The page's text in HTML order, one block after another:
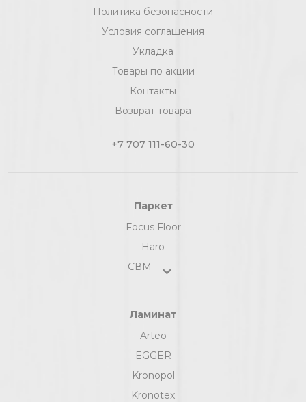
Политика безопасности
Условия соглашения
Укладка
Товары по акции
Контакты
Возврат товара
+7 707 111-60-30
Паркет
Focus Floor
Haro
СВМ
Ламинат
Arteo
EGGER
Kronopol
Kronotex